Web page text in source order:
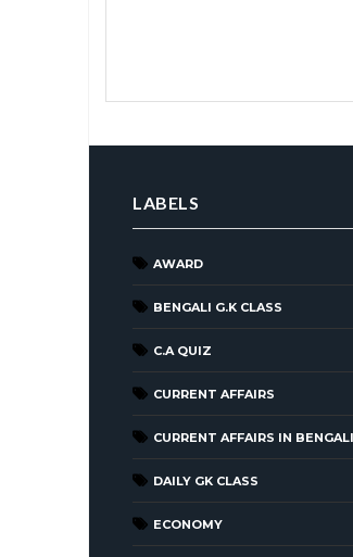
LABELS
AWARD
BENGALI G.K CLASS
C.A QUIZ
CURRENT AFFAIRS
CURRENT AFFAIRS IN BENGALI
DAILY GK CLASS
ECONOMY